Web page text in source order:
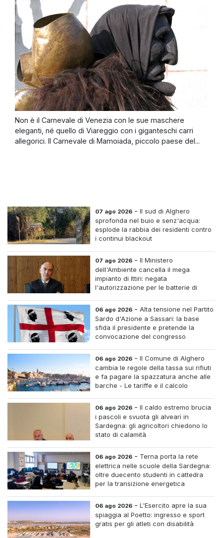
Non è il Carnevale di Venezia con le sue maschere
eleganti, né quello di Viareggio con i giganteschi carri
allegorici. Il Carnevale di Mamoiada, piccolo paese del...
07 ago 2026 -Il sud di Alghero
sprofonda nel buio e senz'acqua:
esplode la rabbia dei residenti contro
i continui blackout
07 ago 2026 -Il Ministero
dell'Ambiente cancella il mega
impianto di Ittiri: negata
l'autorizzazione per le batterie di
06 ago 2026 -Alta tensione nel Partito
Sardo d'Azione a Sassari: la base
sfida il presidente e pretende la
convocazione del congresso
06 ago 2026 -Il Comune di Alghero
cambia le regole della tassa sui rifiuti
e fa pagare la spazzatura anche alle
barche - Le tariffe e il calcolo
06 ago 2026 -Il caldo estremo brucia
i pascoli e svuota gli alveari in
Sardegna: gli agricoltori chiedono lo
stato di calamità
06 ago 2026 - Terna porta la rete
elettrica nelle scuole della Sardegna:
oltre duecento studenti in cattedra
per la transizione energetica
06 ago 2026 -L'Esercito apre la sua
spiaggia al Poetto: ingresso e sport
gratis per gli atleti con disabilità